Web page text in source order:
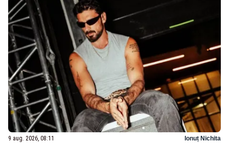
9 aug. 2026, 08:11 Ionuț Nichita